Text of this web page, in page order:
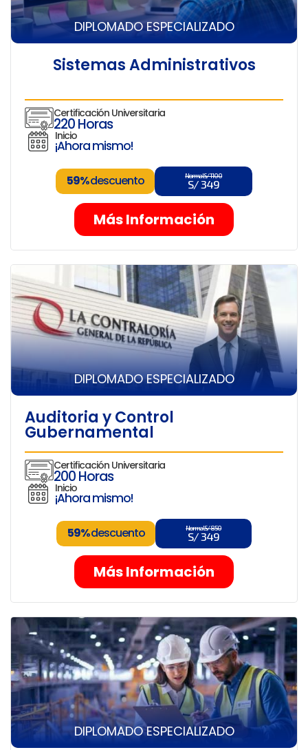
DIPLOMADO ESPECIALIZADO
Sistemas Administrativos
Certificación Universitaria
220 Horas
Inicio
¡Ahora mismo!
59%descuento Normal S/ 1100
S/ 349
Más Información
DIPLOMADO ESPECIALIZADO
Auditoria y Control
Gubernamental
Certificación Universitaria
200 Horas
Inicio
¡Ahora mismo!
59%descuento Normal S/ 850
S/ 349
Más Información
DIPLOMADO ESPECIALIZADO